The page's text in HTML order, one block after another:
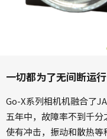
一切都为了无间断运行
Go-X系列相机机融合了
五年中，故障率不到千
使有冲击，振动和散热